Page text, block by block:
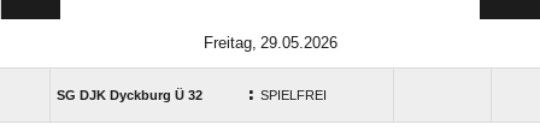
 
SG DJK Dyckburg Ü 32 : SPIELFREI